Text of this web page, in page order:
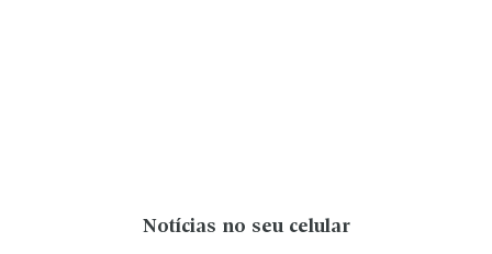
Notícias no seu celular